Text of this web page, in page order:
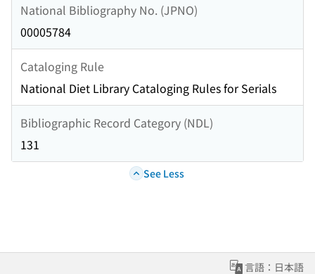
National Bibliography No. (JPNO)
00005784
Cataloging Rule
National Diet Library Cataloging Rules for Serials
Bibliographic Record Category (NDL)
131
See Less
言語：日本語